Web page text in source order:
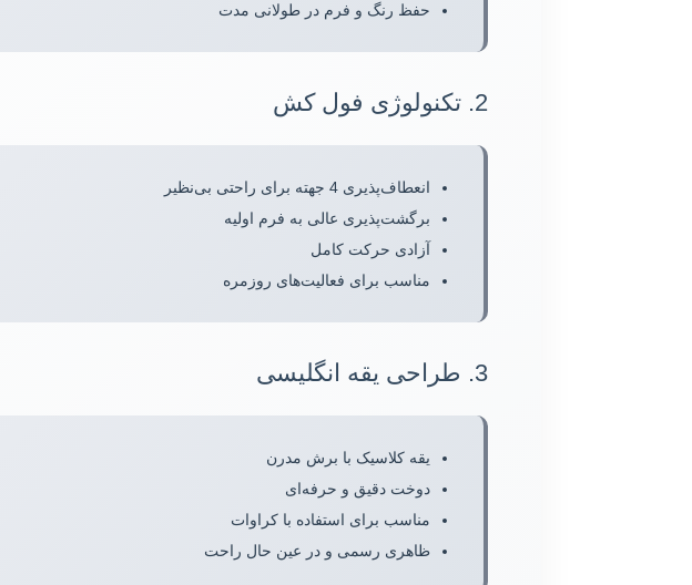
حفظ رنگ و فرم در طولانی مدت
2. تکنولوژی فول کش
انعطاف‌پذیری 4 جهته برای راحتی بی‌نظیر
برگشت‌پذیری عالی به فرم اولیه
آزادی حرکت کامل
مناسب برای فعالیت‌های روزمره
3. طراحی یقه انگلیسی
یقه کلاسیک با برش مدرن
دوخت دقیق و حرفه‌ای
مناسب برای استفاده با کراوات
ظاهری رسمی و در عین حال راحت